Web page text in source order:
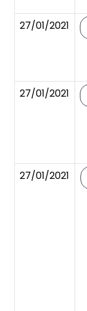
27/01/2021
27/01/2021
27/01/2021